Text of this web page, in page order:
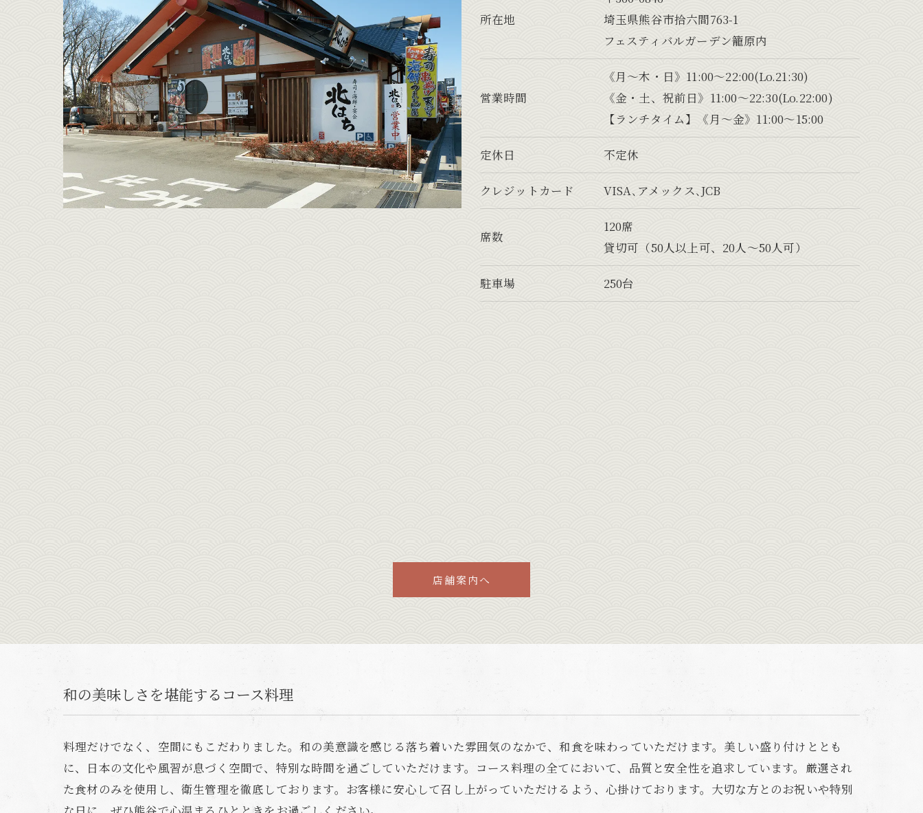
所在地
埼玉県熊谷市拾六間763-1
フェスティバルガーデン籠原内
営業時間
《月～木・日》11:00〜22:00(Lo.21:30)
《金・土、祝前日》11:00〜22:30(Lo.22:00)
【ランチタイム】《月～金》11:00〜15:00
定休日 不定休
クレジットカード VISA､アメックス､JCB
席数
120席
貸切可（50人以上可、20人～50人可）
駐車場 250台
店舗案内へ
和の美味しさを堪能するコース料理
料理だけでなく、空間にもこだわりました。和の美意識を感じる落ち着いた雰囲気のなかで、和食を味わっていただけます。美しい盛り付けととも
に、日本の文化や風習が息づく空間で、特別な時間を過ごしていただけます。コース料理の全てにおいて、品質と安全性を追求しています。厳選され
た食材のみを使用し、衛生管理を徹底しております。お客様に安心して召し上がっていただけるよう、心掛けております。大切な方とのお祝いや特別